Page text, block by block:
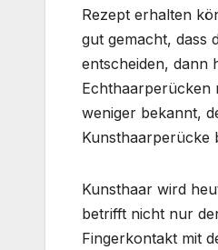
Rezept erhalten
gut gemacht, dass
entscheiden, dann
Echthaarperücken
weniger bekannt,
Kunsthaarperücke
Kunsthaar wird
betrifft nicht nur
Fingerkontakt mit